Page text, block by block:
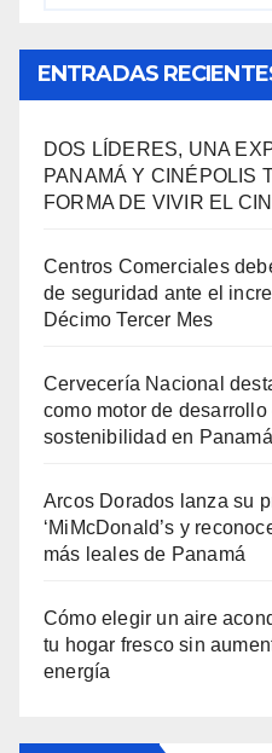
ENTRADAS
DOS LÍDERES, UNA
PANAMÁ Y CINÉPOLIS
FORMA DE VIVIR EL
Centros Comerciales
de seguridad ante el
Décimo Tercer Mes
Cervecería Nacional
como motor de
sostenibilidad en Panamá
Arcos Dorados lanza su
‘MiMcDonald’s y
más leales de Panamá
Cómo elegir un aire
tu hogar fresco sin
energía